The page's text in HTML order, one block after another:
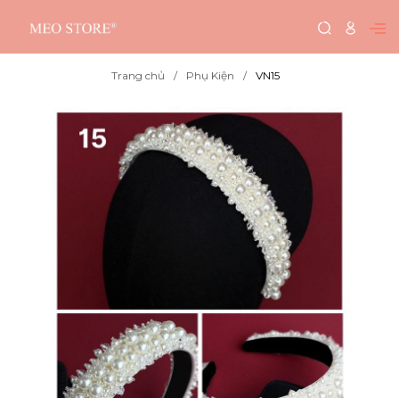
Trang chủ Phụ Kiện VN15